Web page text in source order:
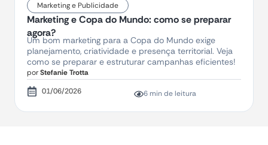
Marketing e Publicidade
Marketing e Copa do Mundo: como se preparar
agora?
Um bom marketing para a Copa do Mundo exige
planejamento, criatividade e presença territorial. Veja
como se preparar e estruturar campanhas eficientes!
porStefanie Trotta
01/06/2026
6 min de leitura